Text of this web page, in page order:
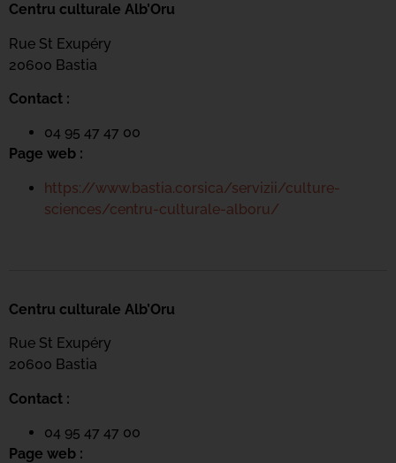
Centru culturale Alb’Oru
Rue St Exupéry
20600 Bastia
Contact :
04 95 47 47 00
Page web :
https://www.bastia.corsica/servizii/culture-
sciences/centru-culturale-alboru/
Centru culturale Alb’Oru
Rue St Exupéry
20600 Bastia
Contact :
04 95 47 47 00
Page web :